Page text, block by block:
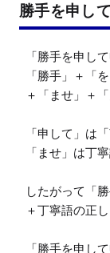
勝手を申し
「勝手を申し
「勝手」＋「
＋「ませ」＋
「申して」は
「ませ」は丁
したがって「
＋丁寧語の正
「勝手を申し